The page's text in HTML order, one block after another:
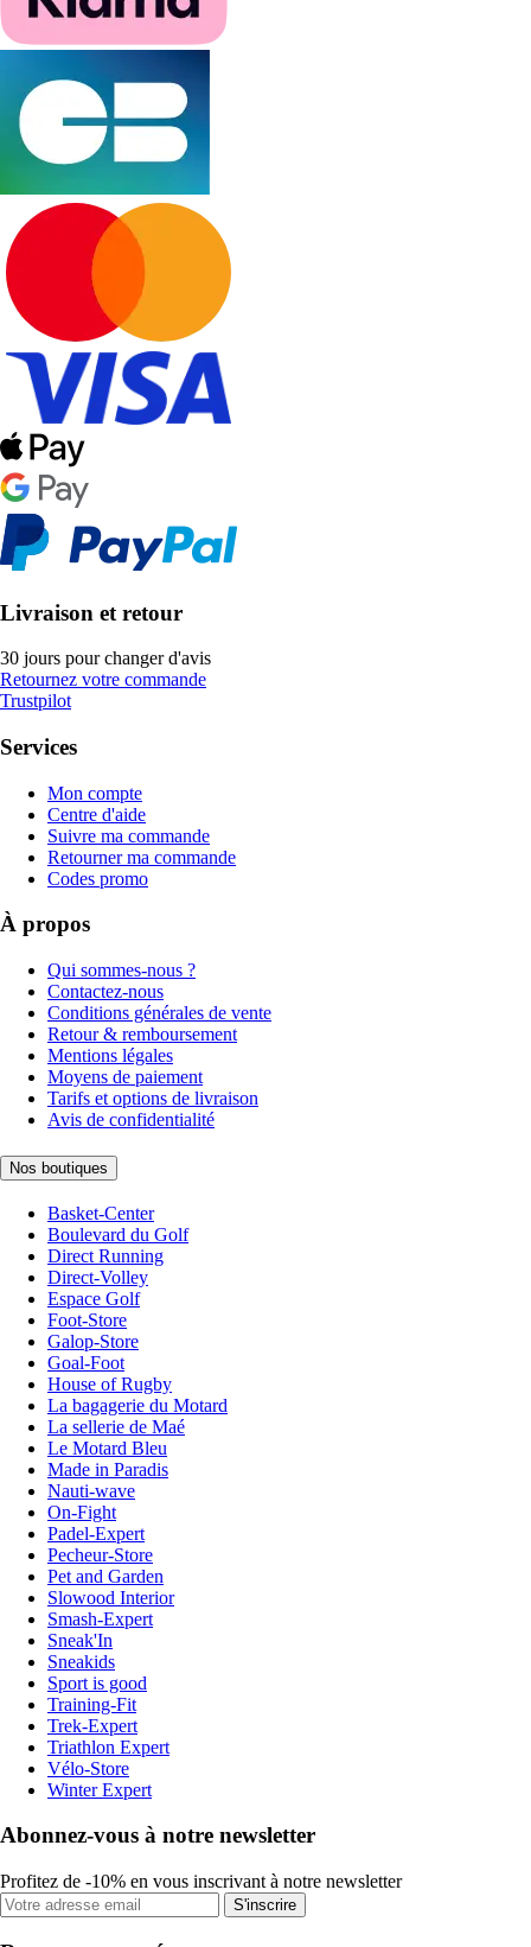
Livraison et retour
30 jours pour changer d'avis
Retournez votre commande
Trustpilot
Services
Mon compte
Centre d'aide
Suivre ma commande
Retourner ma commande
Codes promo
À propos
Qui sommes-nous ?
Contactez-nous
Conditions générales de vente
Retour & remboursement
Mentions légales
Moyens de paiement
Tarifs et options de livraison
Avis de confidentialité
Nos boutiques
Basket-Center
Boulevard du Golf
Direct Running
Direct-Volley
Espace Golf
Foot-Store
Galop-Store
Goal-Foot
House of Rugby
La bagagerie du Motard
La sellerie de Maé
Le Motard Bleu
Made in Paradis
Nauti-wave
On-Fight
Padel-Expert
Pecheur-Store
Pet and Garden
Slowood Interior
Smash-Expert
Sneak'In
Sneakids
Sport is good
Training-Fit
Trek-Expert
Triathlon Expert
Vélo-Store
Winter Expert
Abonnez-vous à notre newsletter
Profitez de -10% en vous inscrivant à notre newsletter
S'inscrire